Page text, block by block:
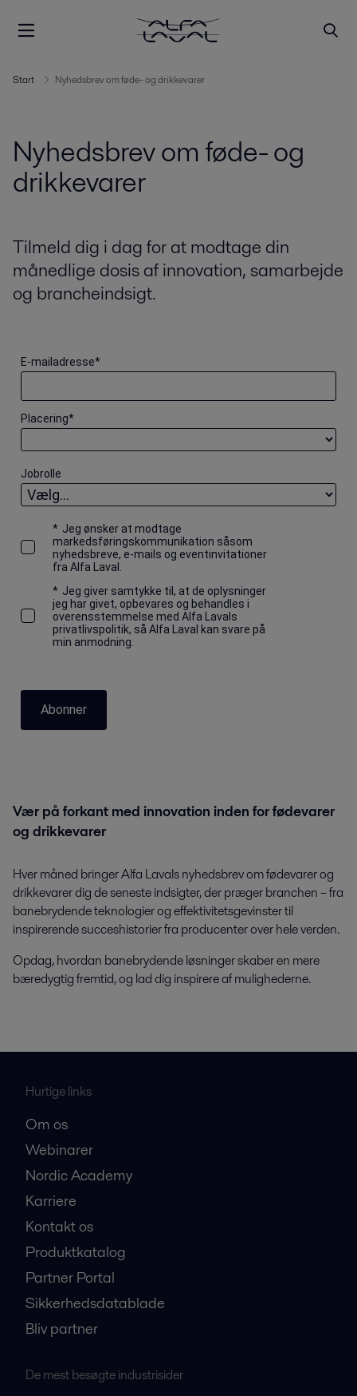
Start Nyhedsbrev om føde- og drikkevarer
Nyhedsbrev om føde- og
drikkevarer
Tilmeld dig i dag for at modtage din
månedlige dosis af innovation, samarbejde
og brancheindsigt.
*
E-mailadresse
*
Placering
Jobrolle
* Jeg ønsker at modtage
markedsføringskommunikation såsom
nyhedsbreve, e-mails og eventinvitationer
fra Alfa Laval.
* Jeg giver samtykke til, at de oplysninger
jeg har givet, opbevares og behandles i
overensstemmelse med Alfa Lavals
privatlivspolitik, så Alfa Laval kan svare på
min anmodning.
Abonner
Vær på forkant med innovation inden for fødevarer
og drikkevarer
Hver måned bringer Alfa Lavals nyhedsbrev om fødevarer og
drikkevarer dig de seneste indsigter, der præger branchen – fra
banebrydende teknologier og effektivitetsgevinster til
inspirerende succeshistorier fra producenter over hele verden.
Opdag, hvordan banebrydende løsninger skaber en mere
bæredygtig fremtid, og lad dig inspirere af mulighederne.
Hurtige links
Om os
Webinarer
Nordic Academy
Karriere
Kontakt os
Produktkatalog
Partner Portal
Sikkerhedsdatablade
Bliv partner
De mest besøgte industrisider